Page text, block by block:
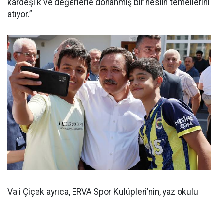
kardeşlik ve değerlerle donanmış bir neslin temellerini
atıyor.”
Vali Çiçek ayrıca, ERVA Spor Kulüpleri’nin, yaz okulu